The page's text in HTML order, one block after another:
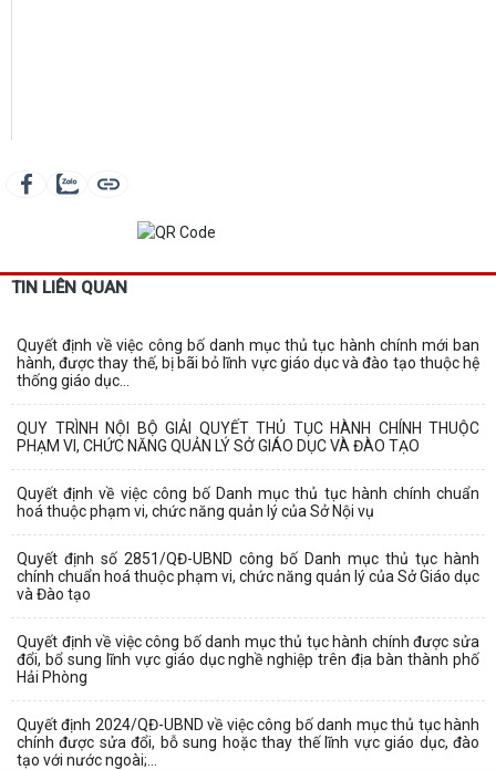
TIN LIÊN QUAN
Quyết định về việc công bố danh mục thủ tục hành chính mới ban
hành, được thay thế, bị bãi bỏ lĩnh vực giáo dục và đào tạo thuộc hệ
thống giáo dục...
QUY TRÌNH NỘI BỘ GIẢI QUYẾT THỦ TỤC HÀNH CHÍNH THUỘC
PHẠM VI, CHỨC NĂNG QUẢN LÝ SỞ GIÁO DỤC VÀ ĐÀO TẠO
Quyết định về việc công bố Danh mục thủ tục hành chính chuẩn
hoá thuộc phạm vi, chức năng quản lý của Sở Nội vụ
Quyết định số 2851/QĐ-UBND công bố Danh mục thủ tục hành
chính chuẩn hoá thuộc phạm vi, chức năng quản lý của Sở Giáo dục
và Đào tạo
Quyết định về việc công bố danh mục thủ tục hành chính được sửa
đổi, bổ sung lĩnh vực giáo dục nghề nghiệp trên địa bàn thành phố
Hải Phòng
Quyết định 2024/QĐ-UBND về việc công bố danh mục thủ tục hành
chính được sửa đổi, bỗ sung hoặc thay thế lĩnh vực giáo dục, đào
tạo với nước ngoài;...